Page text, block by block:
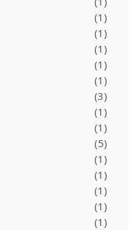
(1)
(1)
(1)
(1)
(1)
(3)
(1)
(1)
(5)
(1)
(1)
(1)
(1)
(1)